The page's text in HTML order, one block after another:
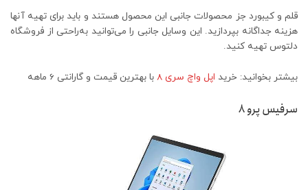
قلم و کیبورد جز محصولات جانبی این محصول هستند و باید برای تهیه آنها
هزینه جداگانه بپردازید. این وسایل جانبی را می‌توانید به‌راحتی از فروشگاه
دلتوس تهیه کنید.
بیشتر بخوانید: خرید اپل واچ سری 8 با بهترین قیمت و گارانتی 6 ماهه
سرفیس پرو 8